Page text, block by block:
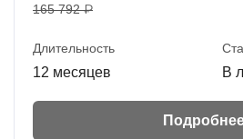
165 792 ₽
Длительность
12 месяцев В